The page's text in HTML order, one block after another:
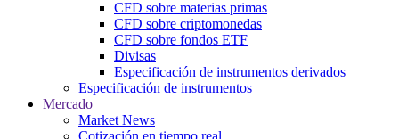
CFD sobre materias primas
CFD sobre criptomonedas
CFD sobre fondos ETF
Divisas
Especificación de instrumentos derivados
Especificación de instrumentos
Mercado
Market News
Cotización en tiempo real